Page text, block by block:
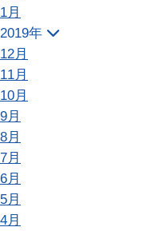
1月
2019年
12月
11月
10月
9月
8月
7月
6月
5月
4月